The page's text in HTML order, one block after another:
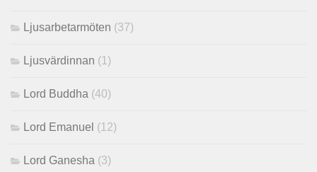
Ljusarbetarmöten (37)
Ljusvärdinnan (1)
Lord Buddha (40)
Lord Emanuel (12)
Lord Ganesha (3)